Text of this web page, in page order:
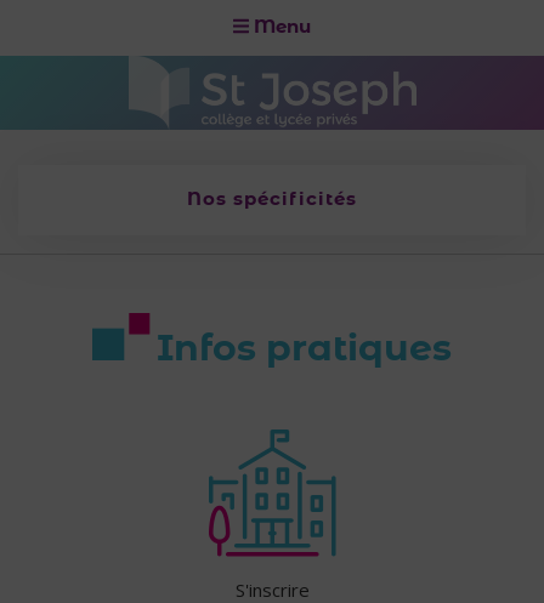
Menu
Nos spécificités
Infos pratiques
S'inscrire